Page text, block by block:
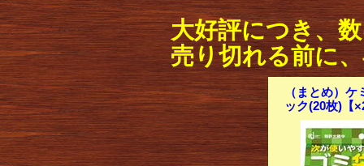
大好評につき、
売り切れる前に
（まとめ）
ック(20枚)【